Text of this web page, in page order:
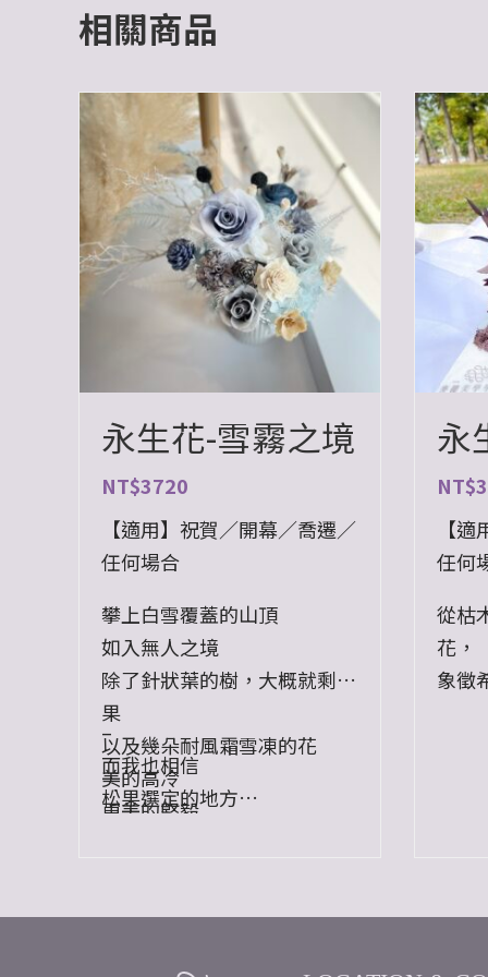
相關商品
永生花-雪霧之境
NT$3720
【適用】祝賀／開幕／喬遷／
任何場合
攀上白雪覆蓋的山頂
如入無人之境
除了針狀葉的樹，大概就剩松
果
以及幾朵耐風霜雪凍的花
美的高冷
更美的堅毅
–
而我也相信
松果選定的地方
永
NT$
【
任何
從枯
花，
象徵